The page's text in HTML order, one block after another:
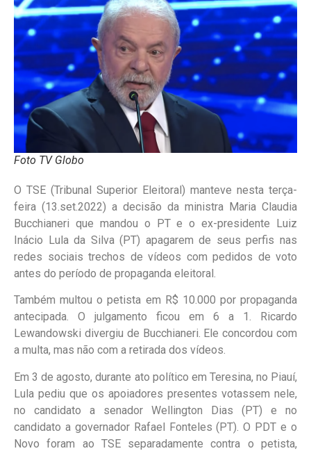
Foto TV Globo
O TSE (Tribunal Superior Eleitoral) manteve nesta terça-
feira (13.set.2022) a decisão da ministra Maria Claudia
Bucchianeri que mandou o PT e o ex-presidente Luiz
Inácio Lula da Silva (PT) apagarem de seus perfis nas
redes sociais trechos de vídeos com pedidos de voto
antes do período de propaganda eleitoral.
Também multou o petista em R$ 10.000 por propaganda
antecipada. O julgamento ficou em 6 a 1. Ricardo
Lewandowski divergiu de Bucchianeri. Ele concordou com
a multa, mas não com a retirada dos vídeos.
Em 3 de agosto, durante ato político em Teresina, no Piauí,
Lula pediu que os apoiadores presentes votassem nele,
no candidato a senador Wellington Dias (PT) e no
candidato a governador Rafael Fonteles (PT). O PDT e o
Novo foram ao TSE separadamente contra o petista,